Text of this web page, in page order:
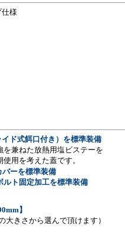
様
イド式餌口付き）を標準装備
兼ねた放熱用塩ビステーを
用を考えた蓋です。
ーを標準装備
ト固定加工を標準装備
】
きさから選んで頂けます）